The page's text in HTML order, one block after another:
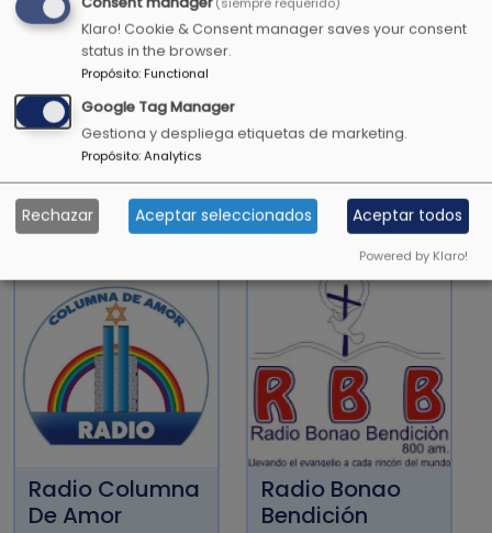
Si regresas al Todopoderoso, serás edificado, y
apartarás la iniquidad de tus tabernáculos.
Job 22:23
OTRAS EMISORAS CRISTIANAS
Radio Columna
De Amor
Radio Bonao
Bendición
Klaro! Cookie & Consent manager saves your consent
status in the browser.
Propósito:Functional
Google Tag Manager
Gestiona y despliega etiquetas de marketing.
Propósito:Analytics
Rechazar Aceptar seleccionados Aceptar todos
Powered by Klaro!